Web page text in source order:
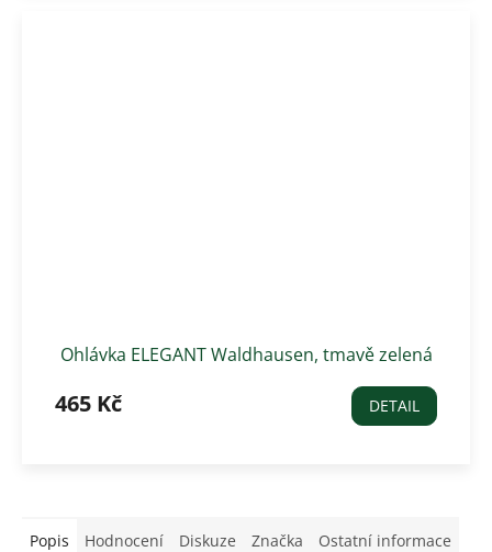
Ohlávka ELEGANT Waldhausen, tmavě zelená
465 Kč DETAIL
Popis Hodnocení Diskuze Značka Ostatní informace